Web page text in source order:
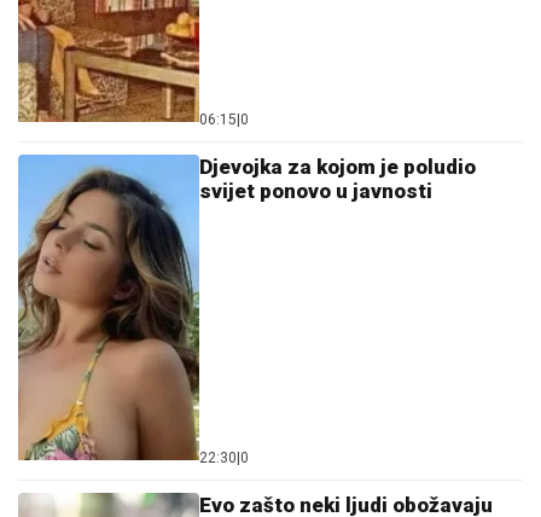
06:15|0
Djevojka za kojom je poludio
svijet ponovo u javnosti
22:30|0
Evo zašto neki ljudi obožavaju